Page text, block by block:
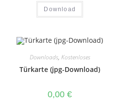
Download
Downloads, Kostenloses
Türkarte (jpg-Download)
0,00€